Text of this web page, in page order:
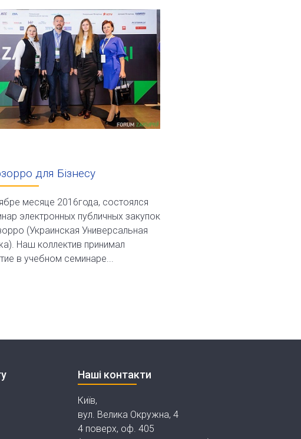
для Бізнесу
месяце 2016года, состоялся
электронных публичных закупок
(Украинская Универсальная
Наш коллектив принимал
в учебном семинаре...
Наші контакти
Київ,
вул. Велика Окружна, 4
4 поверх, оф. 405